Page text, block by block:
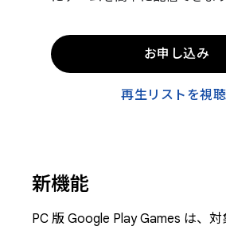
お申し込み
再生リストを視聴
新機能
PC 版 Google Play Games は、